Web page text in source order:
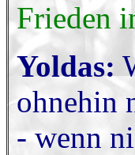
Frieden
Yoldas:
ohnehin
- wenn